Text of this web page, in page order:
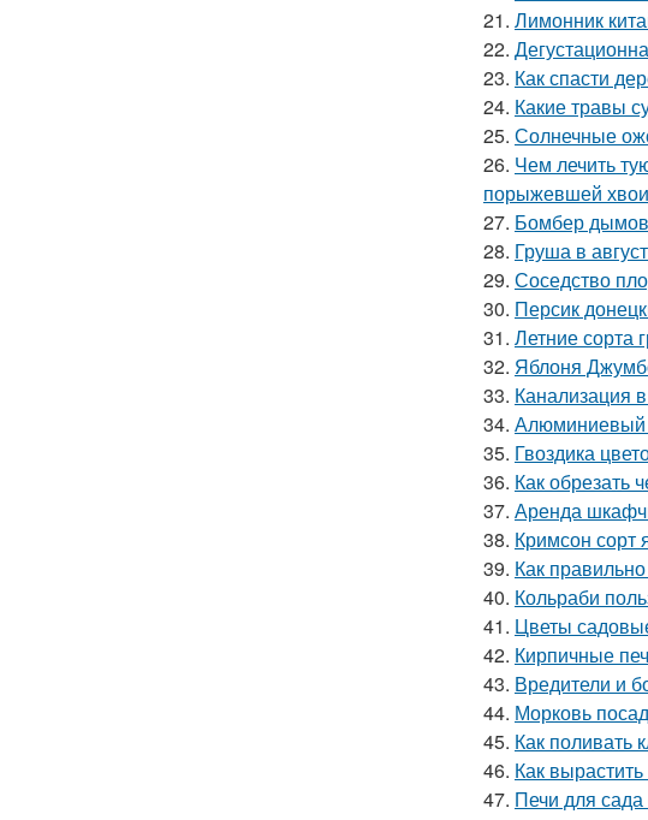
21. Лимонник
22.
23. Как спасти
24. Какие травы
25. Солнечные
26. Чем лечить
порыжевшей
27. Бомбер
28. Груша в
29. Соседство
30. Персик
31. Летние сорта
32. Яблоня
33. Канализация
34. Алюминиевый
35. Гвоздика
36. Как обрезать
37. Аренда
38. Кримсон сорт
39. Как
40. Кольраби
41. Цветы
42. Кирпичные
43. Вредители и
44. Морковь
45. Как поливать
46. Как
47. Печи для